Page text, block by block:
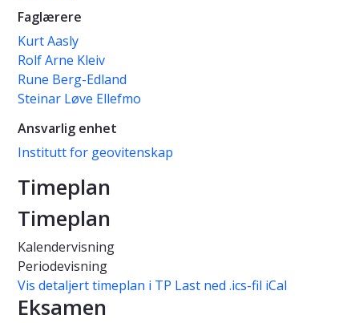
Faglærere
Kurt Aasly
Rolf Arne Kleiv
Rune Berg-Edland
Steinar Løve Ellefmo
Ansvarlig enhet
Institutt for geovitenskap
Timeplan
Timeplan
Kalendervisning
Periodevisning
Vis detaljert timeplan i TP Last ned .ics-fil iCal
Eksamen